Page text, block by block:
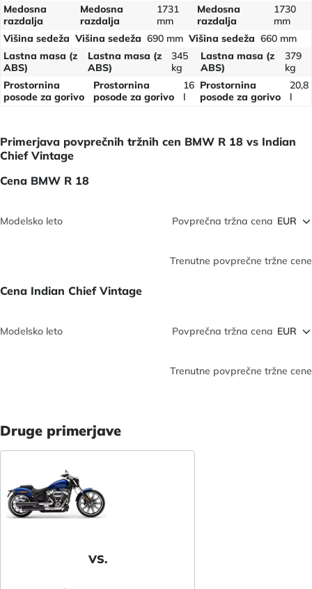
Medosna
razdalja
Medosna
razdalja
1731
mm
Medosna
razdalja
1730
mm
Višina sedeža Višina sedeža 690 mm Višina sedeža 660 mm
Lastna masa (z
ABS)
Lastna masa (z
ABS)
345
kg
Lastna masa (z
ABS)
379
kg
Prostornina
posode za gorivo
Prostornina
posode za gorivo
16
l
Prostornina
posode za gorivo
20,8
l
Primerjava povprečnih tržnih cen BMW R 18 vs Indian
Chief Vintage
Cena BMW R 18
Modelsko leto Povprečna tržna cena
Trenutne povprečne tržne cene
Cena Indian Chief Vintage
Modelsko leto Povprečna tržna cena
Trenutne povprečne tržne cene
Druge primerjave
VS.